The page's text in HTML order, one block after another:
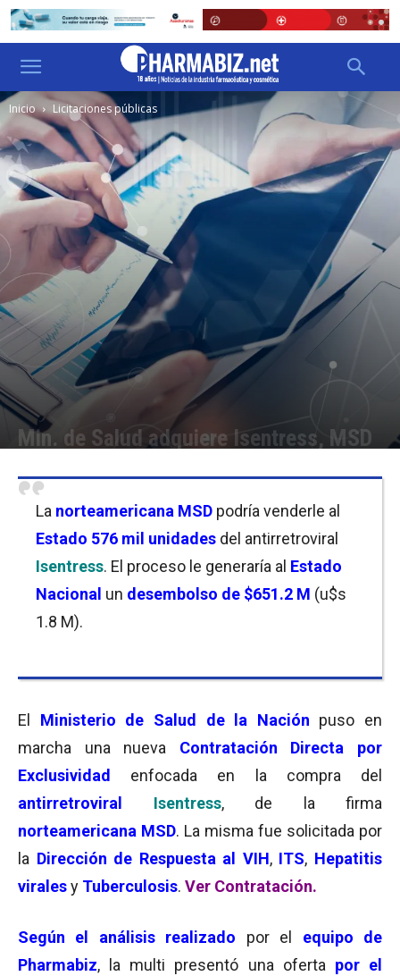
Inicio Licitaciones públicas
Min. de Salud adquiere Isentress, MSD
La norteamericana MSD podría venderle al
Estado 576 mil unidades del antirretroviral
Isentress. El proceso le generaría al Estado
Nacional un desembolso de $651.2 M (u$s
1.8 M).
El Ministerio de Salud de la Nación puso en
marcha una nueva Contratación Directa por
Exclusividad enfocada en la compra del
antirretroviral Isentress, de la firma
norteamericana MSD. La misma fue solicitada por
la Dirección de Respuesta al VIH,ITS, Hepatitis
viralesy Tuberculosis. Ver Contratación.
Según el análisis realizado por el equipo de
Pharmabiz, la multi presentó una oferta por el